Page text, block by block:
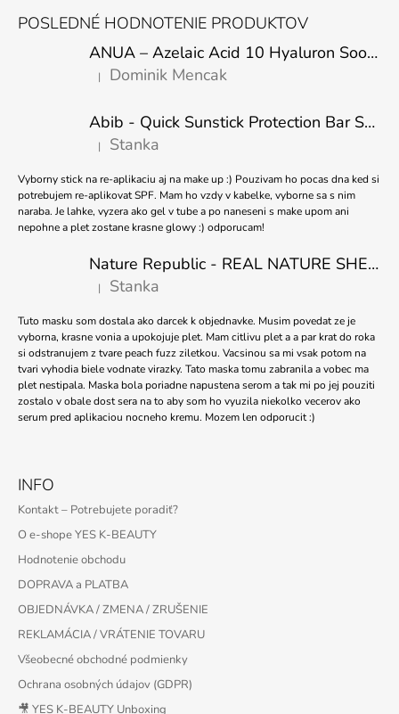
POSLEDNÉ HODNOTENIE PRODUKTOV
ANUA – Azelaic Acid 10 Hyaluron Soothing Serum – 30 ml
Hodnotenie produktu je 5 z 5 hviezdičiek.
| Dominik Mencak
Abib - Quick Sunstick Protection Bar SPF50+ PA++++ 22g
Hodnotenie produktu je 5 z 5 hviezdičiek.
| Stanka
Vyborny stick na re-aplikaciu aj na make up :) Pouzivam ho pocas dna ked si
potrebujem re-aplikovat SPF. Mam ho vzdy v kabelke, vyborne sa s nim
naraba. Je lahke, vyzera ako gel v tube a po naneseni s make upom ani
nepohne a plet zostane krasne glowy :) odporucam!
Nature Republic - REAL NATURE SHEET MASK TEA TREE 23ml
Hodnotenie produktu je 5 z 5 hviezdičiek.
| Stanka
Tuto masku som dostala ako darcek k objednavke. Musim povedat ze je
vyborna, krasne vonia a upokojuje plet. Mam citlivu plet a a par krat do roka
si odstranujem z tvare peach fuzz ziletkou. Vacsinou sa mi vsak potom na
tvari vyhodia biele vodnate virazky. Tato maska tomu zabranila a vobec ma
plet nestipala. Maska bola poriadne napustena serom a tak mi po jej pouziti
zostalo v obale dost sera na to aby som ho vyuzila niekolko vecerov ako
serum pred aplikaciou nocneho kremu. Mozem len odporucit :)
INFO
Kontakt – Potrebujete poradiť?
O e-shope YES K-BEAUTY
Hodnotenie obchodu
DOPRAVA a PLATBA
OBJEDNÁVKA / ZMENA / ZRUŠENIE
REKLAMÁCIA / VRÁTENIE TOVARU
Všeobecné obchodné podmienky
Ochrana osobných údajov (GDPR)
🎥 YES K-BEAUTY Unboxing